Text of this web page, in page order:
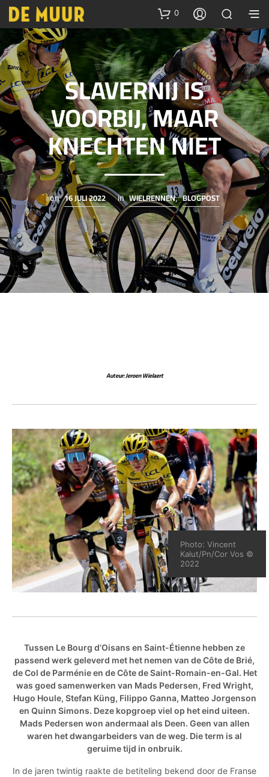
0
SLAVERNIJ IS
VOORBIJ, MAAR
KNECHTEN NIET
on 16 JULI 2022 in WIELRENNEN, BLOGPOST
Auteur:Jeroen Wielaert
Photo: Vincent
Kalut/Pn/Cor Vos ©
2022
Tussen Le Bourg d’Oisans en Saint-Étienne hebben ze
passend werk geleverd met het nemen van de Côte de Brié,
de Col de Parménie en de Côte de Saint-Romain-en-Gal. Het
was goed samenwerken van Mads Pedersen, Fred Wright,
Hugo Houle, Stefan Küng, Filippo Ganna, Matteo Jorgenson
en Quinn Simons. Deze kopgroep viel op het eind uiteen.
Mads Pedersen won andermaal als Deen. Geen van allen
waren het dwangarbeiders van de weg. Die term is al
geruime tijd in onbruik.
In de jaren twintig raakte de betiteling bekend door de Franse